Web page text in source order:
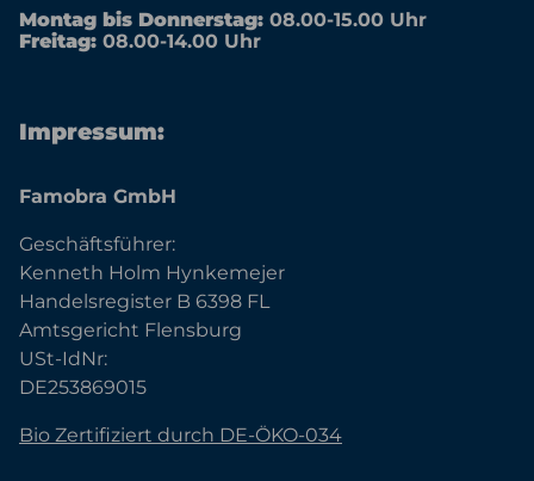
Montag bis Donnerstag: 08.00-15.00 Uhr
Freitag: 08.00-14.00 Uhr
Impressum:
Famobra GmbH
Geschäftsführer:
Kenneth Holm Hynkemejer
Handelsregister B 6398 FL
Amtsgericht Flensburg
USt-IdNr:
DE253869015
Bio Zertifiziert durch DE-ÖKO-034